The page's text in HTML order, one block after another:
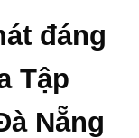
đáng
Tập
Nẵng